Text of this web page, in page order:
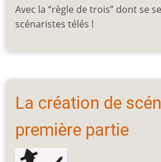
Avec la “règle de trois” dont se
scénaristes télés !
La création de
première partie